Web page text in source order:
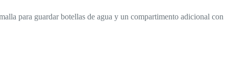
para guardar botellas de agua y un compartimento adicional con